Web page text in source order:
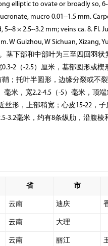
elliptic to ovate or broadly so,
mucro 0.01--1.5 mm.
8 × 2.5--3.2 mm; veins ca. 8. Fl.
W Guizhou, W Sichuan, Xizang,
茎下部和中部叶为三至四回羽
2（-2.5）厘米，基部圆形或
；托叶半圆形，边缘分裂或不
米，宽2.2-4.5（-5）毫米，顶
丝形，上部稍宽；心皮15-22，
3.2毫米，约有8条纵肋，沿腹
省 市
云南 迪庆
云南 大理
云南 丽江